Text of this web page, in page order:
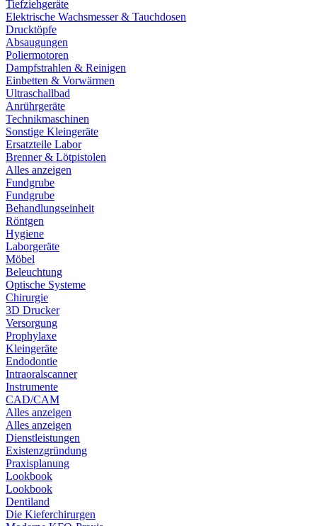
Tiefziehgeräte
Elektrische Wachsmesser & Tauchdosen
Drucktöpfe
Absaugungen
Poliermotoren
Dampfstrahlen & Reinigen
Einbetten & Vorwärmen
Ultraschallbad
Anrührgeräte
Technikmaschinen
Sonstige Kleingeräte
Ersatzteile Labor
Brenner & Lötpistolen
Alles anzeigen
Fundgrube
Fundgrube
Behandlungseinheit
Röntgen
Hygiene
Laborgeräte
Möbel
Beleuchtung
Optische Systeme
Chirurgie
3D Drucker
Versorgung
Prophylaxe
Kleingeräte
Endodontie
Intraoralscanner
Instrumente
CAD/CAM
Alles anzeigen
Alles anzeigen
Dienstleistungen
Existenzgründung
Praxisplanung
Lookbook
Lookbook
Dentiland
Die Kieferchirurgen